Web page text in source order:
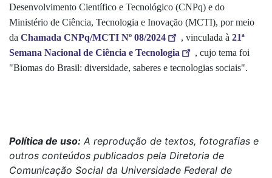
Desenvolvimento Científico e Tecnológico (CNPq) e do
Ministério de Ciência, Tecnologia e Inovação (MCTI), por meio
da Chamada CNPq/MCTI Nº 08/2024 , vinculada à 21ª
Semana Nacional de Ciência e Tecnologia
, cujo tema foi
"Biomas do Brasil: diversidade, saberes e tecnologias sociais".
Política de uso: A reprodução de textos, fotografias e
outros conteúdos publicados pela Diretoria de
Comunicação Social da Universidade Federal de